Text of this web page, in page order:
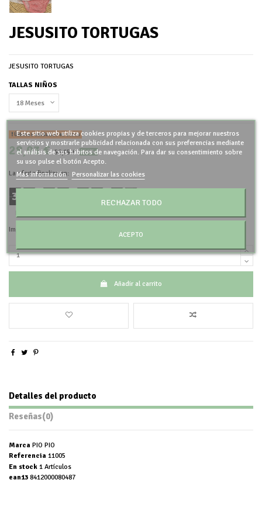
JESUSITO TORTUGAS
JESUSITO TORTUGAS
TALLAS NIÑOS
Últimas unidades en stock
28,03 €56,05 € -50%
La oferta finaliza en:
3
Impuestos incluidos
Añadir al carrito
Detalles del producto
Reseñas(0)
Marca PIO PIO
Referencia 11005
En stock 1 Artículos
ean13 8412000080487
Este sitio web utiliza cookies propias y de terceros para mejorar nuestros
servicios y mostrarle publicidad relacionada con sus preferencias mediante
el análisis de sus hábitos de navegación. Para dar su consentimiento sobre
su uso pulse el botón Acepto.
Más información Personalizar las cookies
RECHAZAR TODO
ACEPTO